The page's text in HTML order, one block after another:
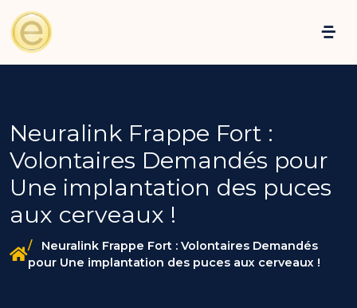
Neuralink Frappe Fort :
Volontaires Demandés pour
Une implantation des puces
aux cerveaux !
Neuralink Frappe Fort : Volontaires Demandés
pour Une implantation des puces aux cerveaux !